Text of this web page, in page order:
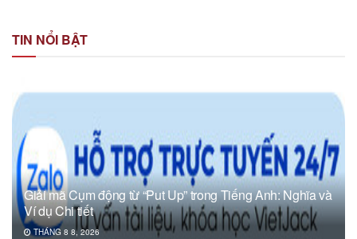
TIN NỔI BẬT
Giải mã Cụm động từ “Put Up” trong Tiếng Anh: Nghĩa và
Ví dụ Chi tiết
THÁNG 8 8, 2026